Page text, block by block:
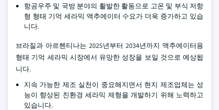
항공우주 및 국방 분야의 활발한 활동으로 고온 및 부식 저항
형 형태 기억 세라믹 액추에이터 수요가 더욱 증가하고 있습
니다.
브라질과 아르헨티나는 2025년부터 2034년까지 액추에이터용
형태 기억 세라믹 시장에서 유망한 성장을 보일 것으로 예상됩
니다.
지속 가능한 제조 실천이 중요해지면서 현지 제조업체는 성
능이 향상된 친환경 세라믹 제형을 개발하기 위해 노력하고
있습니다.